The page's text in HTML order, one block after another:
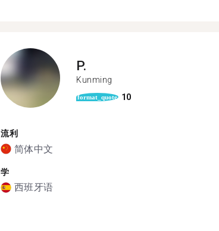
P.
Kunming
format_quote 10
流利
简体中文
学
西班牙语